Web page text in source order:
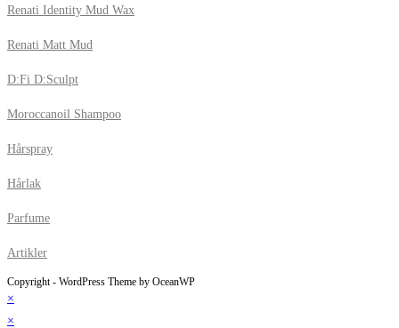
Renati Identity Mud Wax
Renati Matt Mud
D:Fi D:Sculpt
Moroccanoil Shampoo
Hårspray
Hårlak
Parfume
Artikler
Copyright - WordPress Theme by OceanWP
×
×